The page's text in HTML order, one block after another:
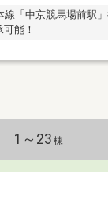
「中京競馬場前駅
能！
1～23 棟